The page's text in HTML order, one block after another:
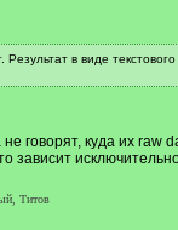
в виде
говорят, куда их raw
зависит
Титов